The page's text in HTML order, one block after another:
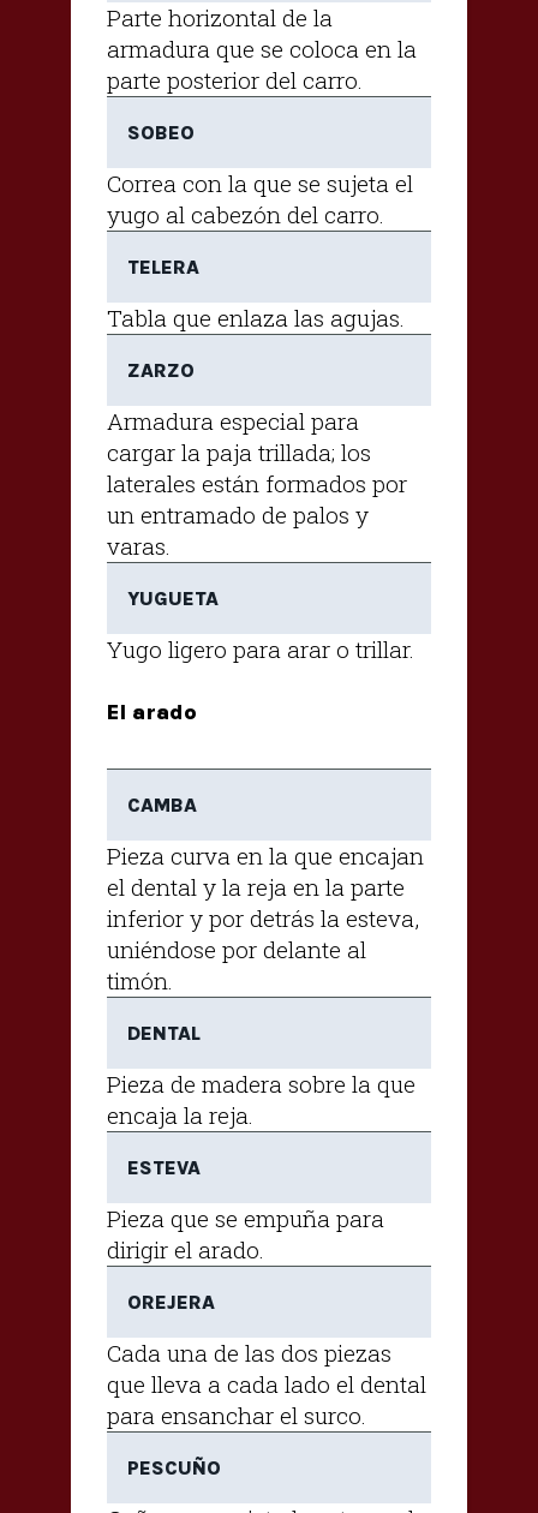
Parte horizontal de la
armadura que se coloca en la
parte posterior del carro.
SOBEO
Correa con la que se sujeta el
yugo al cabezón del carro.
TELERA
Tabla que enlaza las agujas.
ZARZO
Armadura especial para
cargar la paja trillada; los
laterales están formados por
un entramado de palos y
varas.
YUGUETA
Yugo ligero para arar o trillar.
El arado
CAMBA
Pieza curva en la que encajan
el dental y la reja en la parte
inferior y por detrás la esteva,
uniéndose por delante al
timón.
DENTAL
Pieza de madera sobre la que
encaja la reja.
ESTEVA
Pieza que se empuña para
dirigir el arado.
OREJERA
Cada una de las dos piezas
que lleva a cada lado el dental
para ensanchar el surco.
PESCUÑO